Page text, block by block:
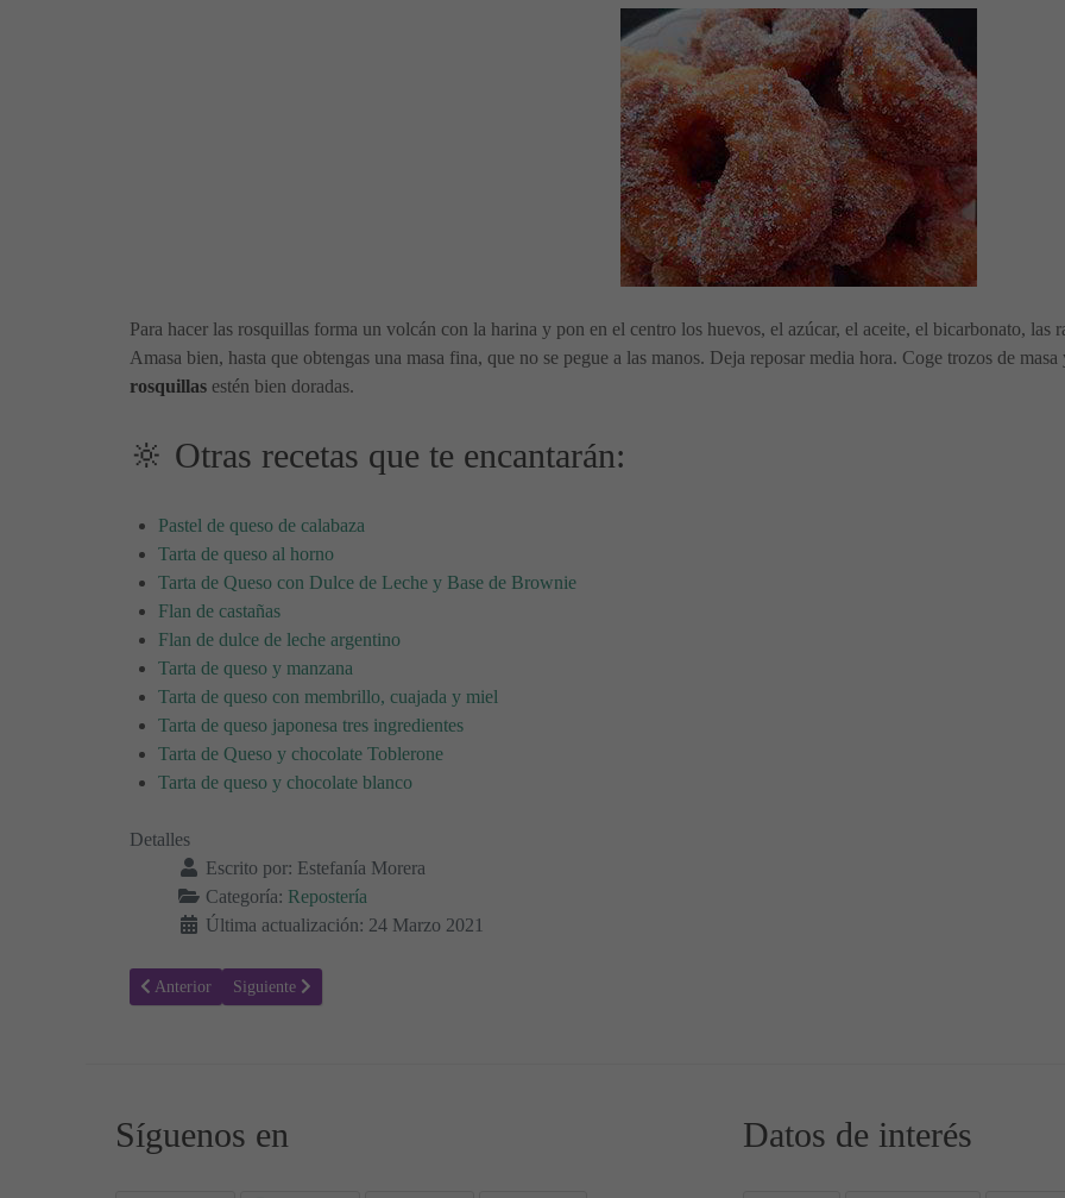
Para hacer las rosquillas forma un volcán con la harina y pon en el centro los huevos, el azúcar, el aceite, el bicarbonato, las
Amasa bien, hasta que obtengas una masa fina, que no se pegue a las manos. Deja reposar media hora. Coge trozos de
rosquillas estén bien doradas.
🔆 Otras recetas que te encantarán:
Pastel de queso de calabaza
Tarta de queso al horno
Tarta de Queso con Dulce de Leche y Base de Brownie
Flan de castañas
Flan de dulce de leche argentino
Tarta de queso y manzana
Tarta de queso con membrillo, cuajada y miel
Tarta de queso japonesa tres ingredientes
Tarta de Queso y chocolate Toblerone
Tarta de queso y chocolate blanco
Detalles
Escrito por: Estefanía Morera
Categoría: Repostería
Última actualización: 24 Marzo 2021
Artículo anterior: Receta para hacer Pan Dulce de Calabaza 🍞
Anterior Artículo siguiente: Receta para hacer Pretzels dulces a la canela
Siguiente
Síguenos en Datos de interés